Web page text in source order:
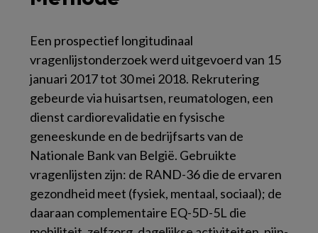
Een prospectief longitudinaal
vragenlijstonderzoek werd uitgevoerd van 15
januari 2017 tot 30 mei 2018. Rekrutering
gebeurde via huisartsen, reumatologen, een
dienst cardiorevalidatie en fysische
geneeskunde en de bedrijfsarts van de
Nationale Bank van België. Gebruikte
vragenlijsten zijn: de RAND-36 die de ervaren
gezondheid meet (fysiek, mentaal, sociaal); de
daaraan complementaire EQ-5D-5L die